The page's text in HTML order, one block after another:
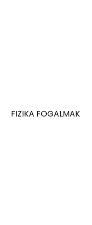
FIZIKA FOGALMAK